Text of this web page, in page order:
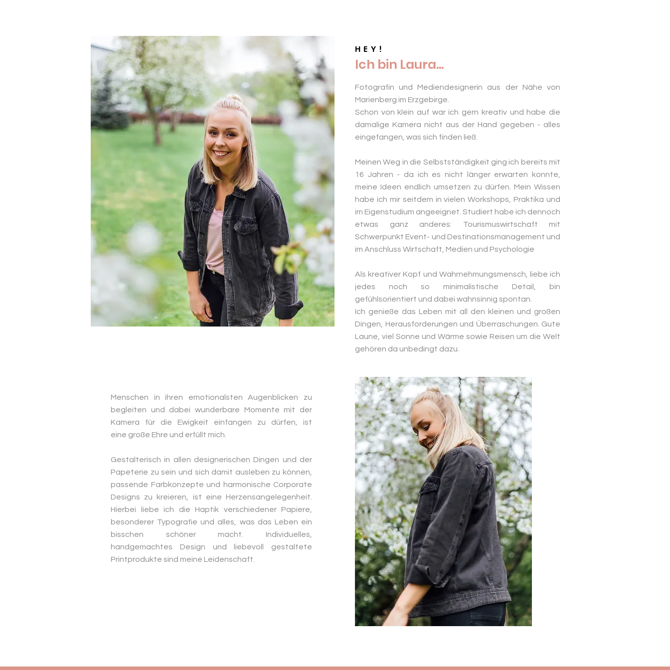
Menschen in ihren emotionalsten Augenblicken zu
begleiten und dabei wunderbare Momente mit der
Kamera für die Ewigkeit einfangen zu dürfen, ist
eine große Ehre und erfüllt mich.
Gestalterisch in allen designerischen Dingen und der
Papeterie zu sein und sich damit ausleben zu können,
passende Farbkonzepte und harmonische Corporate
Designs zu kreieren, ist eine Herzensangelegenheit.
Hierbei liebe ich die Haptik verschiedener Papiere,
besonderer Typografie und alles, was das Leben ein
bisschen schöner macht. Individuelles,
handgemachtes Design und liebevoll gestaltete
Printprodukte sind meine Leidenschaft.
HEY!
Ich bin Laura...
Fotografin und Mediendesignerin aus der Nähe von
Marienberg im Erzgebirge.
Schon von klein auf war ich gern kreativ und habe die
damalige Kamera nicht aus der Hand gegeben - alles
eingefangen, was sich finden ließ.
Meinen Weg in die Selbstständigkeit ging ich bereits mit
16 Jahren - da ich es nicht länger erwarten konnte,
meine Ideen endlich umsetzen zu dürfen. Mein Wissen
habe ich mir seitdem in vielen Workshops, Praktika und
im Eigenstudium angeeignet. Studiert habe ich dennoch
etwas ganz anderes: Tourismuswirtschaft mit
Schwerpunkt Event- und Destinationsmanagement und
im Anschluss Wirtschaft, Medien und Psychologie
Als kreativer Kopf und Wahrnehmungsmensch, liebe ich
jedes noch so minimalistische Detail, bin
gefühlsorientiert und dabei wahnsinnig spontan.
Ich genieße das Leben mit all den kleinen und großen
Dingen, Herausforderungen und Überraschungen.​ Gute
Laune, viel Sonne und Wärme sowie Reisen um die Welt
gehören da unbedingt dazu.